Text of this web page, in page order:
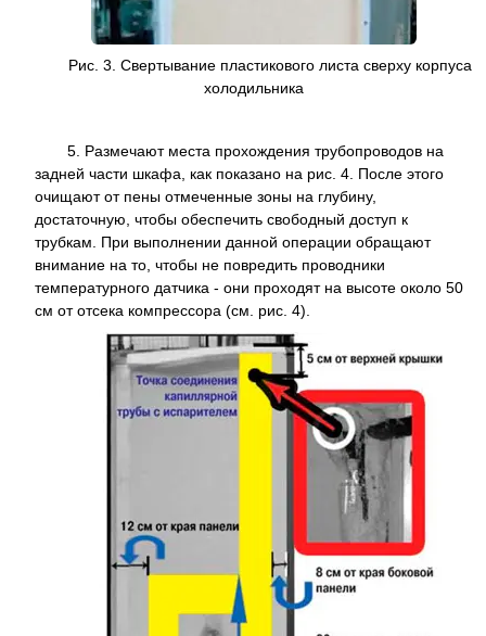
Рис. 3. Свертывание пластикового листа сверху корпуса
холодильника
5. Размечают места прохождения трубопроводов на
задней части шкафа, как показано на рис. 4. После этого
очищают от пены отмеченные зоны на глубину,
достаточную, чтобы обеспечить свободный доступ к
трубкам. При выполнении данной операции обращают
внимание на то, чтобы не повредить проводники
температурного датчика - они проходят на высоте около 50
см от отсека компрессора (см. рис. 4).